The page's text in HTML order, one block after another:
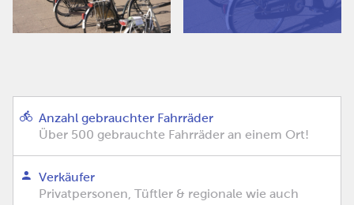
Anzahl gebrauchter Fahrräder
Über 500 gebrauchte Fahrräder an einem Ort!
Verkäufer
Privatpersonen, Tüftler & regionale wie auch